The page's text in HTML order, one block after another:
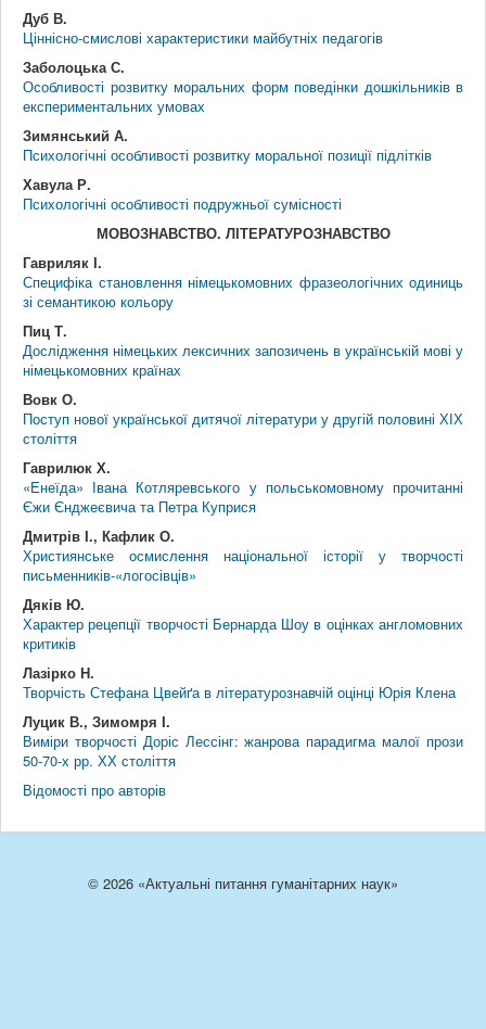
Дуб В.
Ціннісно-смислові характеристики майбутніх педагогів
Заболоцька С.
Особливості розвитку моральних форм поведінки дошкільників в
експериментальних умовах
Зимянський А.
Психологічні особливості розвитку моральної позиції підлітків
Хавула Р.
Психологічні особливості подружньої сумісності
МОВОЗНАВСТВО. ЛІТЕРАТУРОЗНАВСТВО
Гавриляк І.
Специфіка становлення німецькомовних фразеологічних одиниць
зі семантикою кольору
Пиц Т.
Дослідження німецьких лексичних запозичень в українській мові у
німецькомовних країнах
Вовк О.
Поступ нової української дитячої літератури у другій половині ХІХ
століття
Гаврилюк Х.
«Енеїда» Івана Котляревського у польськомовному прочитанні
Єжи Єнджеєвича та Петра Куприся
Дмитрів І., Кафлик О.
Християнське осмислення національної історії у творчості
письменників-«логосівців»
Дяків Ю.
Характер рецепції творчості Бернарда Шоу в оцінках англомовних
критиків
Лазірко Н.
Творчість Стефана Цвeйґа в літературознавчій оцінці Юрія Клена
Луцик В., Зимомря І.
Виміри творчості Доріс Лессінг: жанрова парадигма малої прози
50-70-х рр. ХХ століття
Відомості про авторів
© 2026 «Актуальні питання гуманітарних наук»